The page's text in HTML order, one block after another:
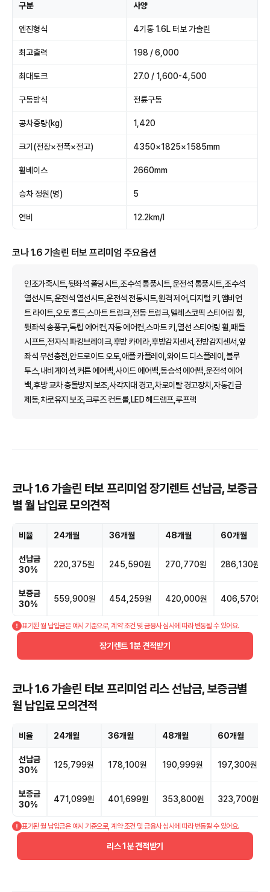
구분 사양
엔진형식 4기통 1.6L 터보 가솔린
최고출력 198 / 6,000
최대토크 27.0 / 1,600-4,500
구동방식 전륜구동
공차중량(kg) 1,420
크기(전장×전폭×전고) 4350×1825×1585mm
휠베이스 2660mm
승차 정원(명) 5
연비 12.2km/l
코나 1.6 가솔린 터보 프리미엄 주요옵션
인조가죽시트,뒷좌석 폴딩시트,조수석 통풍시트,운전석 통풍시트,조수석
열선시트,운전석 열선시트,운전석 전동시트,원격 제어,디지털 키,앰비언
트 라이트,오토 홀드,스마트 트렁크,전동 트렁크,텔레스코픽 스티어링 휠,
뒷좌석 송풍구,독립 에어컨,자동 에어컨,스마트 키,열선 스티어링 휠,패들
시프트,전자식 파킹브레이크,후방 카메라,후방감지센서,전방감지센서,앞
좌석 무선충전,안드로이드 오토,애플 카플레이,와이드 디스플레이,블루
투스,내비게이션,커튼 에어백,사이드 에어백,동승석 에어백,운전석 에어
백,후방 교차 충돌방지 보조,사각지대 경고,차로이탈 경고장치,자동긴급
제동,차로유지 보조,크루즈 컨트롤,LED 헤드램프,루프랙
코나 1.6 가솔린 터보 프리미엄 장기렌트 선납금, 보증금
별 월 납입료 모의견적
비율 24개월 36개월 48개월 60개월
선납금
30%
220,375원 245,590원 270,770원 286,130원
보증금
30%
559,900원 454,259원 420,000원 406,570원
표기된 월 납입금은 예시 기준으로, 계약 조건 및 금융사 심사에 따라 변동될 수 있어요.
장기렌트 1분 견적받기
코나 1.6 가솔린 터보 프리미엄 리스 선납금, 보증금별
월 납입료 모의견적
비율 24개월 36개월 48개월 60개월
선납금
30%
125,799원 178,100원 190,999원 197,300원
보증금
30%
471,099원 401,699원 353,800원 323,700원
표기된 월 납입금은 예시 기준으로, 계약 조건 및 금융사 심사에 따라 변동될 수 있어요.
리스 1분 견적받기